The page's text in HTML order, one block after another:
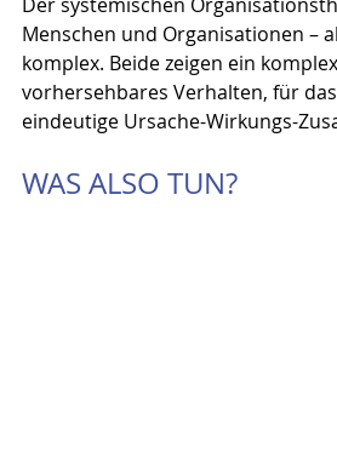
Menschen und Organisationen –
komplex. Beide zeigen ein
vorhersehbares Verhalten, für
eindeutige Ursache-Wirkungs-
WAS ALSO TUN?